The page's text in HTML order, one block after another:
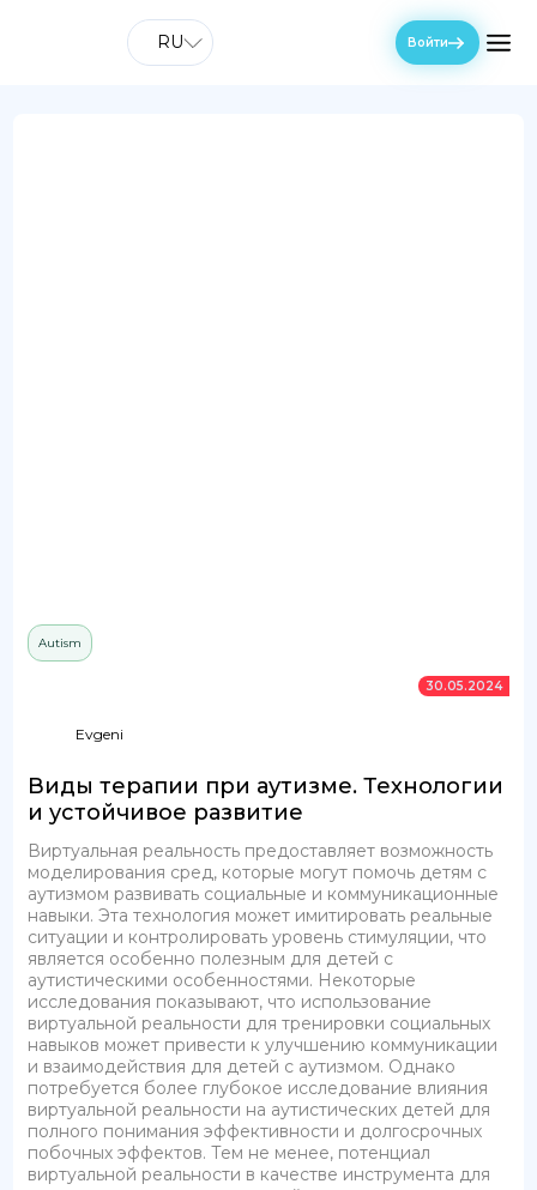
RU Войти
Autism
30.05.2024
Evgeni
Виды терапии при аутизме. Технологии
и устойчивое развитие
Виртуальная реальность предоставляет возможность
моделирования сред, которые могут помочь детям с
аутизмом развивать социальные и коммуникационные
навыки. Эта технология может имитировать реальные
ситуации и контролировать уровень стимуляции, что
является особенно полезным для детей с
аутистическими особенностями. Некоторые
исследования показывают, что использование
виртуальной реальности для тренировки социальных
навыков может привести к улучшению коммуникации
и взаимодействия для детей с аутизмом. Однако
потребуется более глубокое исследование влияния
виртуальной реальности на аутистических детей для
полного понимания эффективности и долгосрочных
побочных эффектов. Тем не менее, потенциал
виртуальной реальности в качестве инструмента для